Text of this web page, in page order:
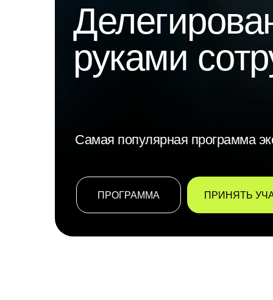
ПРИНЯТЬ
ПРОГРАММА
руками
Самая популярная программа